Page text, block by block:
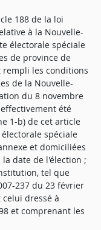
188 de la loi
à la Nouvelle-
électorale spéciale
de province de
rempli les conditions
de la Nouvelle-
du 8 novembre
été
1-b) de cet article
spéciale
et domiciliées
date de l'élection ;
tel que
237 du 23 février
dressé à
et comprenant les